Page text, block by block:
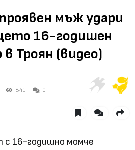
мъж удари
16-годишен
Троян (видео)
841 0
с 16-годишно момче